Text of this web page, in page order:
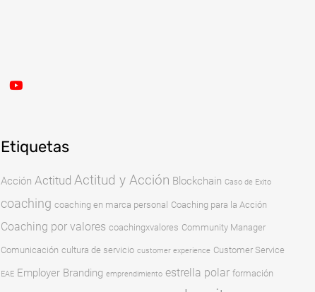
Etiquetas
Acción Actitud Actitud y Acción Blockchain Caso de Exito
coaching coaching en marca personal Coaching para la Acción
Coaching por valores coachingxvalores Community Manager
Comunicación cultura de servicio customer experience Customer Service
EAE Employer Branding emprendimiento estrella polar formación